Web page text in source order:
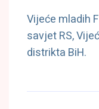
Vijeće mladih
savjet RS,
distrikta BiH.